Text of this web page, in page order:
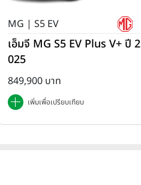
MG | S5 EV
เอ็มจี MG S5 EV Plus V+ ปี 2
025
849,900 บาท
เพิ่มเพื่อเปรียบเทียบ